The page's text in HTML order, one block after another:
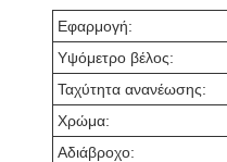
Εφαρμογή:
Υψόμετρο βέλος:
Ταχύτητα ανανέωσης:
Χρώμα:
Αδιάβροχο: